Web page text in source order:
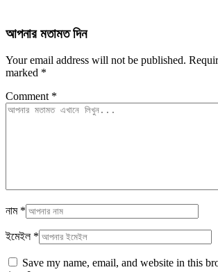
আপনার মতামত দিন
Your email address will not be published.
marked *
Comment *
নাম *
ইমেইল *
Save my name, email, and website in this